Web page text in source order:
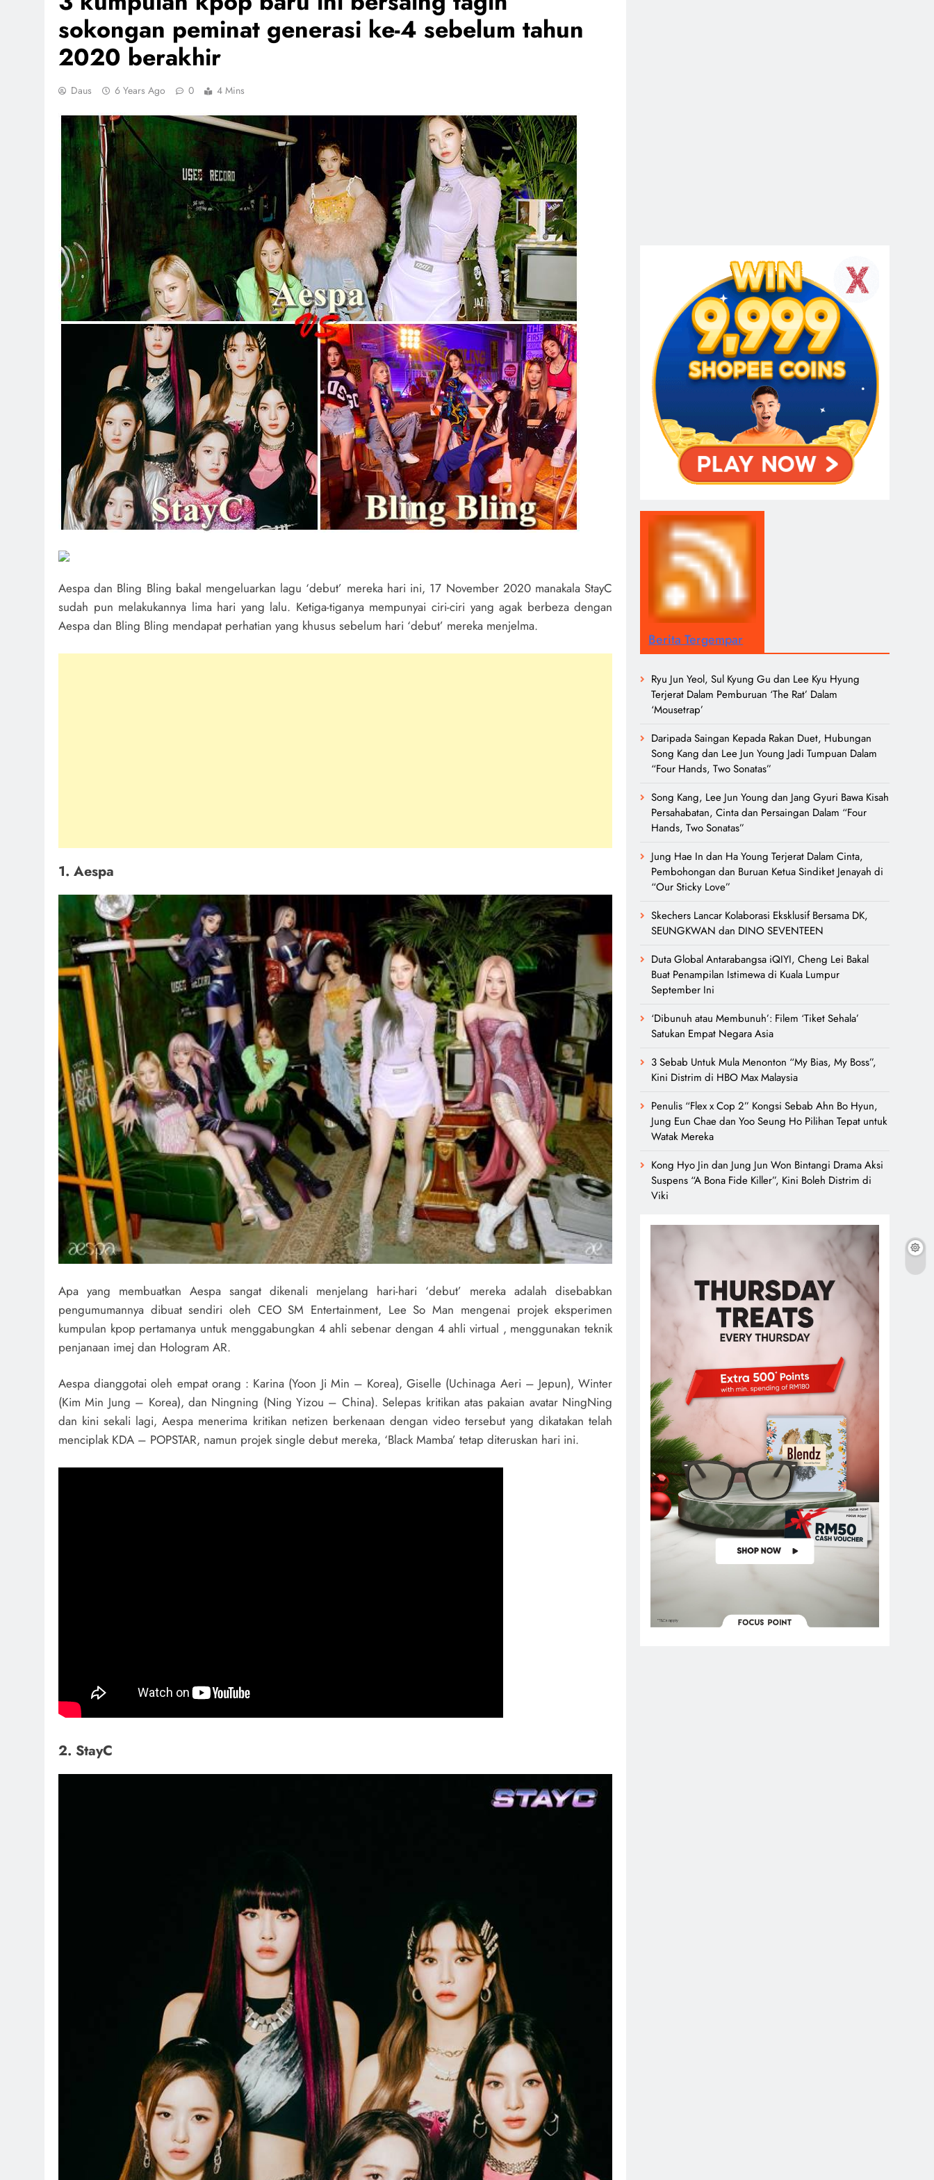
sokongan peminat generasi ke-4 sebelum tahun
2020 berakhir
Daus 6 Years Ago 0 4 Mins
Aespa dan Bling Bling bakal mengeluarkan lagu ‘debut’ mereka hari ini, 17 November 2020 manakala StayC
sudah pun melakukannya lima hari yang lalu. Ketiga-tiganya mempunyai ciri-ciri yang agak berbeza dengan
Aespa dan Bling Bling mendapat perhatian yang khusus sebelum hari ‘debut’ mereka menjelma.
1. Aespa
Apa yang membuatkan Aespa sangat dikenali menjelang hari-hari ‘debut’ mereka adalah disebabkan
pengumumannya dibuat sendiri oleh CEO SM Entertainment, Lee So Man mengenai projek eksperimen
kumpulan kpop pertamanya untuk menggabungkan 4 ahli sebenar dengan 4 ahli virtual , menggunakan teknik
penjanaan imej dan Hologram AR.
Aespa dianggotai oleh empat orang : Karina (Yoon Ji Min – Korea), Giselle (Uchinaga Aeri – Jepun), Winter
(Kim Min Jung – Korea), dan Ningning (Ning Yizou – China).Selepas kritikan atas pakaian avatar NingNing
dan kini sekali lagi, Aespa menerima kritikan netizen berkenaan dengan video tersebut yang dikatakan telah
menciplak KDA – POPSTAR, namun projek single debut mereka, ‘Black Mamba’ tetap diteruskan hari ini.
2. StayC
Berita Tergempar
Ryu Jun Yeol, Sul Kyung Gu dan Lee Kyu Hyung
Terjerat Dalam Pemburuan ‘The Rat’ Dalam
‘Mousetrap’
Daripada Saingan Kepada Rakan Duet, Hubungan
Song Kang dan Lee Jun Young Jadi Tumpuan Dalam
“Four Hands, Two Sonatas”
Song Kang, Lee Jun Young dan Jang Gyuri Bawa Kisah
Persahabatan, Cinta dan Persaingan Dalam “Four
Hands, Two Sonatas”
Jung Hae In dan Ha Young Terjerat Dalam Cinta,
Pembohongan dan Buruan Ketua Sindiket Jenayah di
“Our Sticky Love”
Skechers Lancar Kolaborasi Eksklusif Bersama DK,
SEUNGKWAN dan DINO SEVENTEEN
Duta Global Antarabangsa iQIYI, Cheng Lei Bakal
Buat Penampilan Istimewa di Kuala Lumpur
September Ini
‘Dibunuh atau Membunuh’: Filem ‘Tiket Sehala’
Satukan Empat Negara Asia
3 Sebab Untuk Mula Menonton “My Bias, My Boss”,
Kini Distrim di HBO Max Malaysia
Penulis “Flex x Cop 2” Kongsi Sebab Ahn Bo Hyun,
Jung Eun Chae dan Yoo Seung Ho Pilihan Tepat untuk
Watak Mereka
Kong Hyo Jin dan Jung Jun Won Bintangi Drama Aksi
Suspens “A Bona Fide Killer”, Kini Boleh Distrim di
Viki